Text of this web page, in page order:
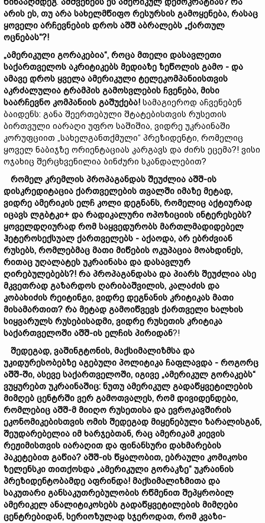
არის ეს, თუ არა სახელმწიფო რესურსის გამოყენება, რასაც
ყოველი არჩევნების დროს აშშ აბრალებს „ქართულ
ოცნებას“?!
„ამერიკული გორაკებია“, როცა მთელი დასავლეთი
საქართველოს აკრიტიკებს მედიაზე ზეწოლის გამო - და
ამავე დროს ყველა ამერიკული ტელეკომპანიისთვის
აკრძალულია ტრამპის გამოსვლების ჩვენება, მისი
საარჩევნო კომპანიის გაშუქება! სამაგიეროდ აჩვენებენ
ბაიდენს: განა შეერთებული შტატებისთვის რუსეთის
ბირთვული იარაღი უფრო საშიშია, ვიდრე უკრაინაში
კორუფციით „სახელგანთქმული“ პრეზიდენტი, რომელიც
ყოველ ნაბიჯზე ორიენტაციას კარგავს და ძირს ეცემა?! ვისი
ოჯახიც შერცხვენილია ბინძური სკანდალებით?
რომელ კრემლის პროპაგანდას შეუძლია აშშ-ის
დისკრედიტაცია ქართველების თვალში იმაზე მეტად,
ვიდრე ამერიკის ელჩ კოლი დეგნანს, რომელიც აქტიურად
იცავს ლგბტკი+ და რადიკალური ოპოზიციის ინტერესებს?
ყოველდღიურად რომ საყვედურობს მართლმადიდებელ
ჰეტეროსექსუალ ქართველებს - აქაოდა, არ ებრძვიან
რუსებს, რომლებმაც მათი მიწების ოკუპაცია მოახდინეს,
რითაც უღალატეს უკრაინასა და დასავლურ
ღირებულებებს?! რა პროპაგანდასა და პიარს შეუძლია ასე
მკვეთრად გაზარდოს ღარიბაშვილის, კალაძის და
კობახიძის რეიტინგი, ვიდრე დეგნანის კრიტიკას მათი
მისამართით? რა მეტად გამოიწვევს ქართველი ხალხის
სიყვარულს რუსებისადმი, ვიდრე რუსეთის კრიტიკა
საქართველოში აშშ-ის ელჩის პირიდან?!
შედეგად, ვაშინგტონის, მაქსიმალიზმსა და
უკიდურესობებზე აგებული პოლიტიკა ჩაფლავდა - როგორც
აშშ-ში, ასევე საქართველოში, იგივე „ამერიკულ გორაკებს“
ვუყურებთ უკრაინაშიც: ნუთუ ამერიკულ გადაწყვეტილების
მიმღებ ცენტრში ვერ გამოთვალეს, რომ დივიდენდები,
რომლებიც აშშ-მ მიიღო რუსეთისა და ევროკავშირის
ეკონომიკებისთვის ომის შედეგად მიყენებული ზარალისგან,
შეუდარებელია იმ ხარჯებთან, რაც ამერიკამ კიევის
რეჟიმისთვის იარაღით და ფინანსური დახმარების
პაკეტებით გაწია? აშშ-ის წყალობით, ებრაული კომიკოსი
ზელენსკი თითქოსდა „ამერიკული გორაკზე“ უკრაინის
პრეზიდენტობამდე აფრინდა! მაქსიმალიზმითა და
საკუთარი განსაკუთრებულობის რწმენით შეპყრობილ
ამერიკელ ანალიტიკოსებს გადაწყვეტილების მიმღები
ცენტრებიდან, სერიოზულად სჯეროდათ, რომ კვაზი-